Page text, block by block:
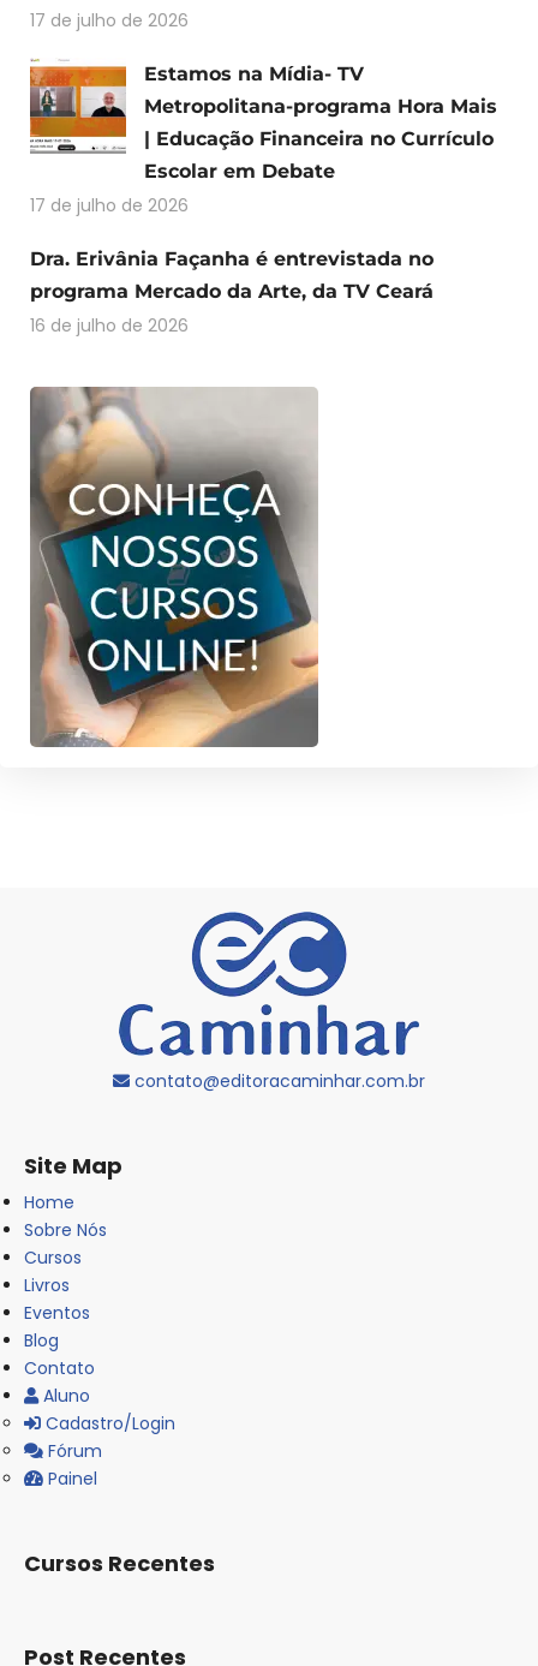
17 de julho de 2026
Estamos na Mídia- TV
Metropolitana-programa Hora Mais
| Educação Financeira no Currículo
Escolar em Debate
17 de julho de 2026
Dra. Erivânia Façanha é entrevistada no
programa Mercado da Arte, da TV Ceará
16 de julho de 2026
contato@editoracaminhar.com.br
Site Map
Home
Sobre Nós
Cursos
Livros
Eventos
Blog
Contato
Aluno
Cadastro/Login
Fórum
Painel
Cursos Recentes
Post Recentes